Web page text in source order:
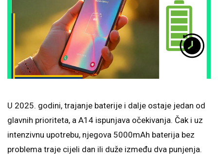
U 2025. godini, trajanje baterije i dalje ostaje jedan od
glavnih prioriteta, a A14 ispunjava očekivanja. Čak i uz
intenzivnu upotrebu, njegova 5000mAh baterija bez
problema traje cijeli dan ili duže između dva punjenja.